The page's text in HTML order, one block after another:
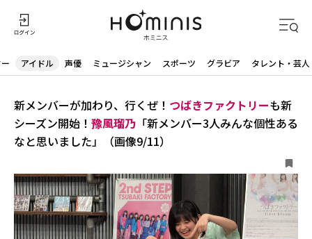
アイドル 声優 ミュージシャン スポーツ グラビア タレント・芸人
新メンバーが加わり、行くぜ！ つばきファクトリーも新
シーズン開始！ 豫風瑠乃 「新メンバー3人みんな個性ある
なと思いました」（画像9/11）